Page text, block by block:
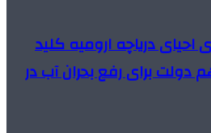
احیای دریاچه ارومیه کلید
مهم دولت برای رفع بحران آب در